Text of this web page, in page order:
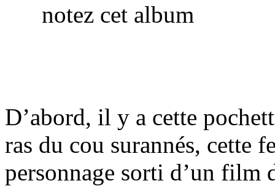
notez cet album
D’abord, il y a cette
ras du cou surannés, cette
personnage sorti d’un film